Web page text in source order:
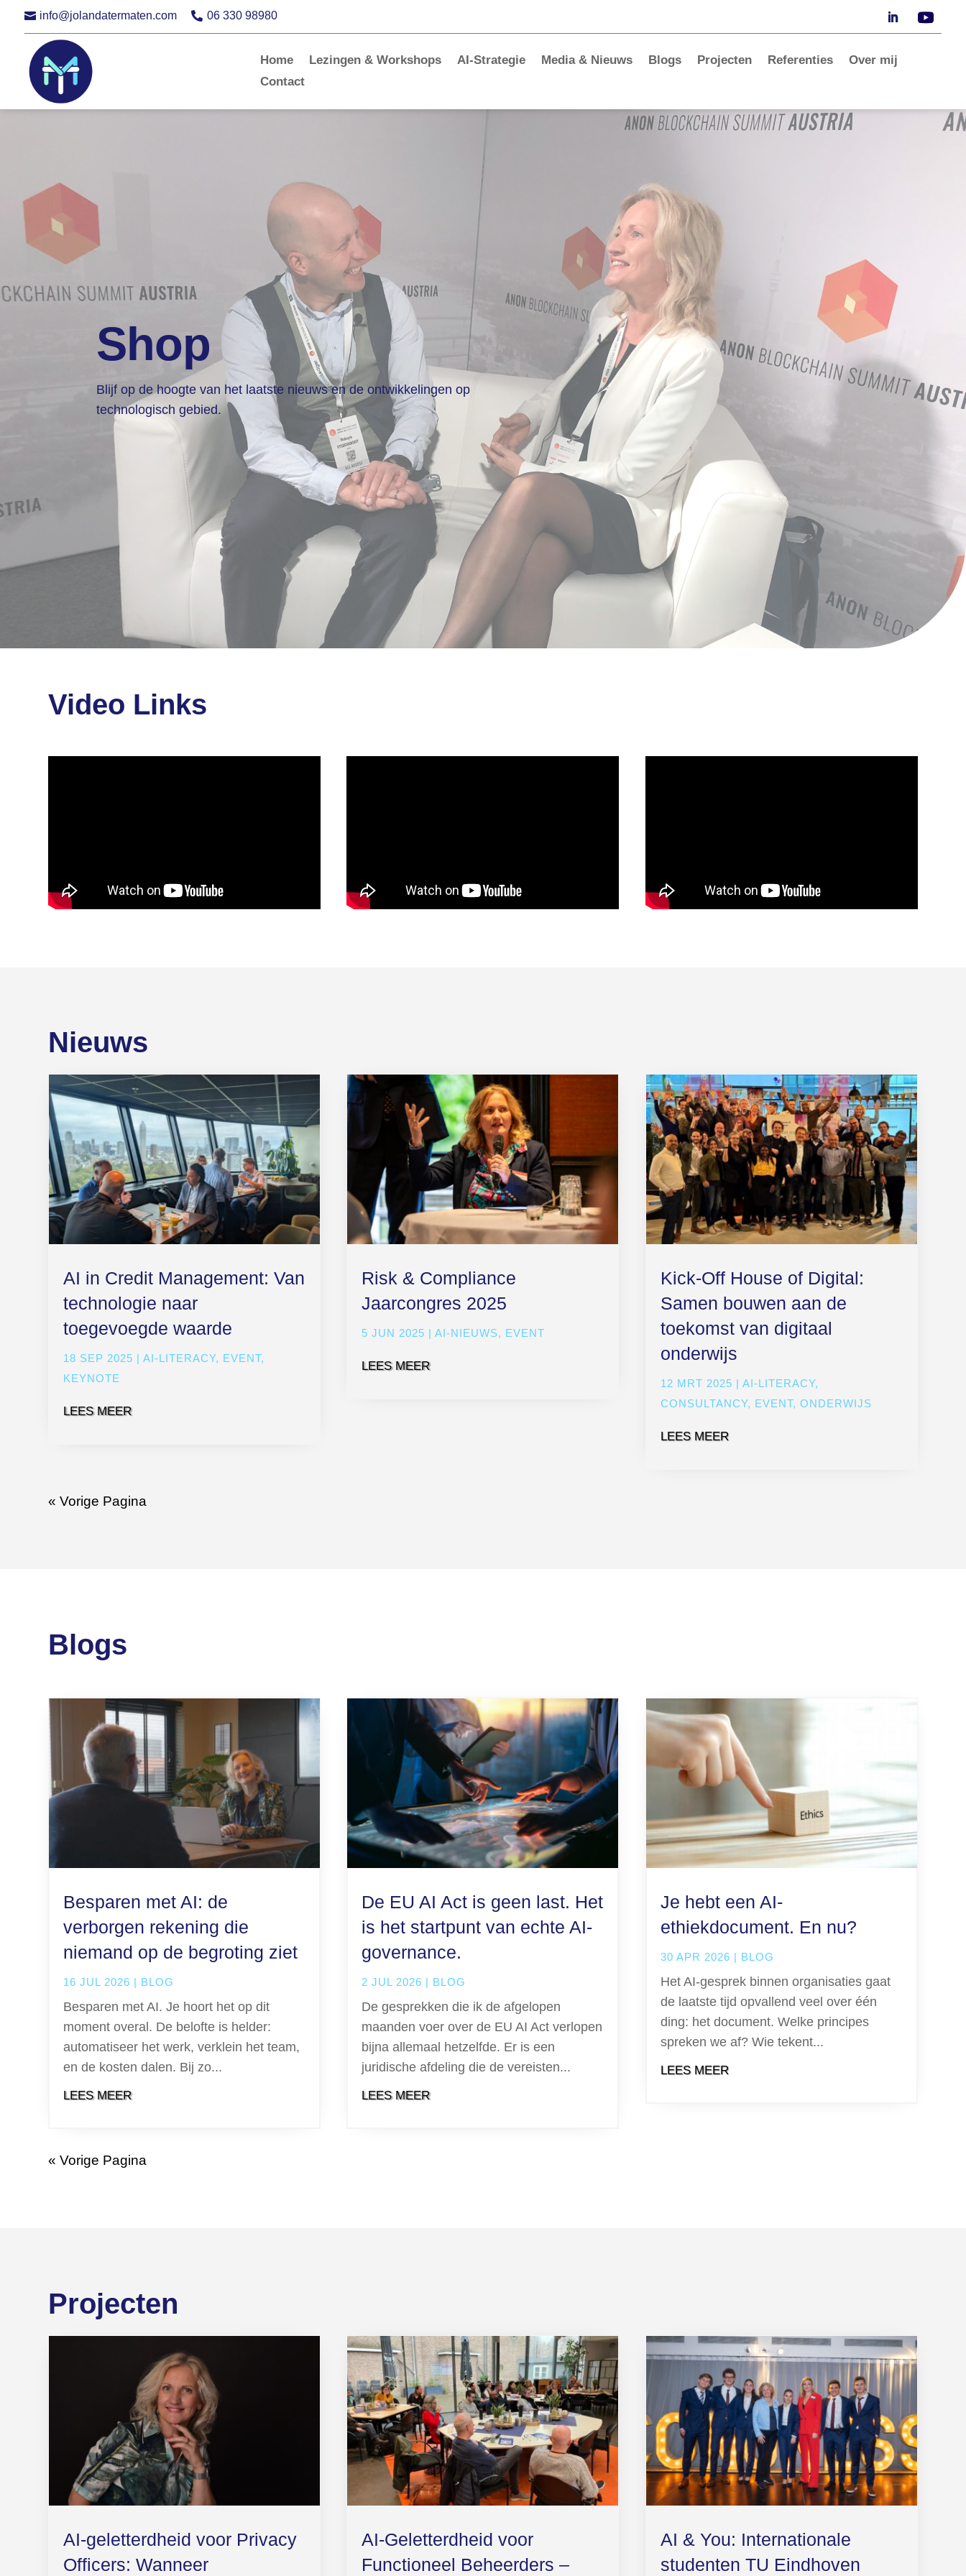
 info@jolandatermaten.com  06 330 98980
Home Lezingen & Workshops AI-Strategie Media & Nieuws Blogs Projecten Referenties
Over mij
Contact
Shop
Blijf op de hoogte van het laatste nieuws en de ontwikkelingen op
technologisch gebied.
Video Links
Nieuws
AI in Credit Management: Van
technologie naar
toegevoegde waarde
18 SEP 2025 |AI-LITERACY, EVENT,
KEYNOTE
LEES MEER
Risk & Compliance
Jaarcongres 2025
5 JUN 2025 |AI-NIEUWS, EVENT
LEES MEER
Kick-Off House of Digital:
Samen bouwen aan de
toekomst van digitaal
onderwijs
12 MRT 2025 | AI-LITERACY,
CONSULTANCY, EVENT, ONDERWIJS
LEES MEER
« Vorige Pagina
Blogs
Besparen met AI: de
verborgen rekening die
niemand op de begroting ziet
16 JUL 2026 | BLOG
Besparen met AI. Je hoort het op dit
moment overal. De belofte is helder:
automatiseer het werk, verklein het team,
en de kosten dalen. Bij zo...
LEES MEER
De EU AI Act is geen last. Het
is het startpunt van echte AI-
governance.
2 JUL 2026 | BLOG
De gesprekken die ik de afgelopen
maanden voer over de EU AI Act verlopen
bijna allemaal hetzelfde. Er is een
juridische afdeling die de vereisten...
LEES MEER
Je hebt een AI-
ethiekdocument. En nu?
30 APR 2026 | BLOG
Het AI-gesprek binnen organisaties gaat
de laatste tijd opvallend veel over één
ding: het document. Welke principes
spreken we af? Wie tekent...
LEES MEER
« Vorige Pagina
Projecten
AI-geletterdheid voor Privacy
Officers: Wanneer
AI-Geletterdheid voor
Functioneel Beheerders –
AI & You: Internationale
studenten TU Eindhoven